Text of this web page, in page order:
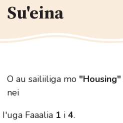
Su'eina
O au sailiiliga mo "Housing"
nei
I'uga Faaalia 1 i 4.